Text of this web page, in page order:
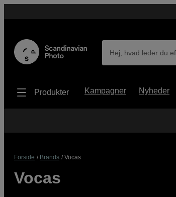
Hej, hvad leder du
Produkter Kampagner Nyheder
Forside Brands Vocas
Vocas